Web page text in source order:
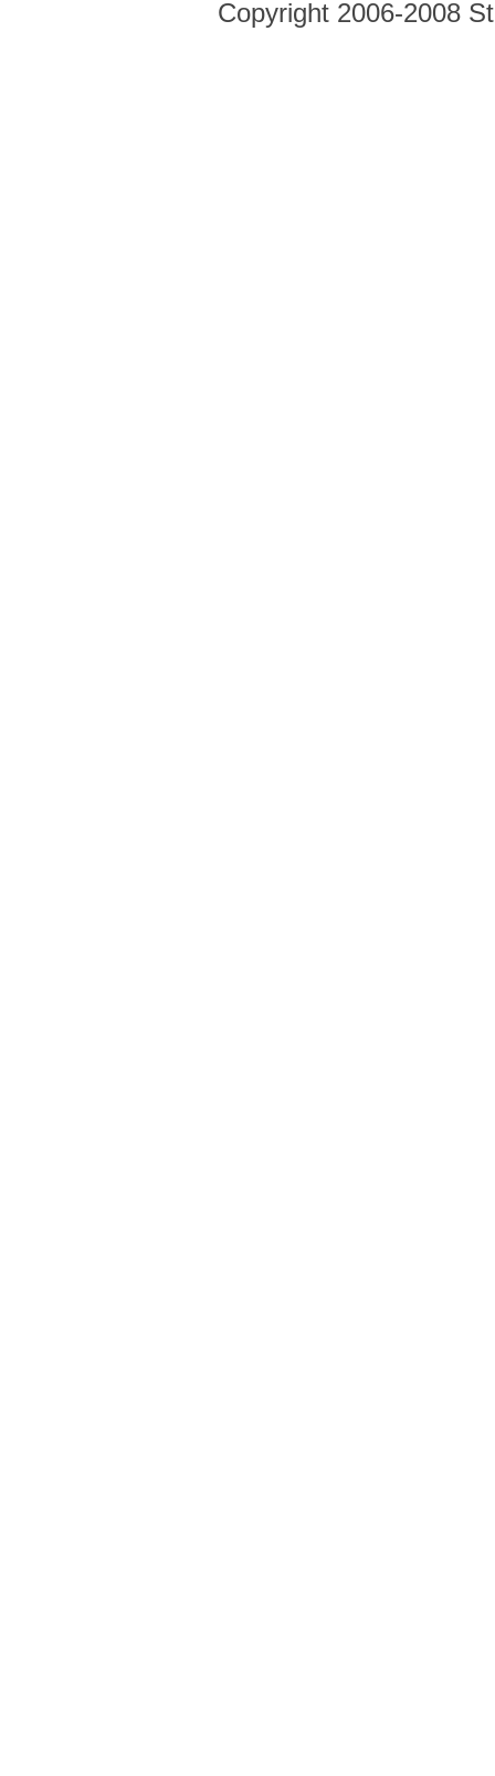
Copyright 2006-2008